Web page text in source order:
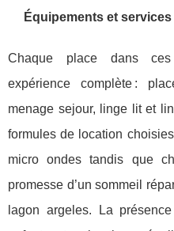
Équipements et
Chaque place dans
expérience complète :
menage sejour, linge lit et
formules de location
micro ondes tandis que
promesse d’un sommeil
lagon argeles. La